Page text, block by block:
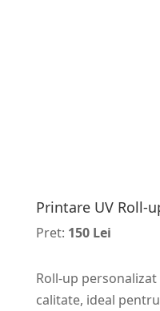
Printare UV Roll-
Pret: 150 Lei
Roll-up
calitate, ideal